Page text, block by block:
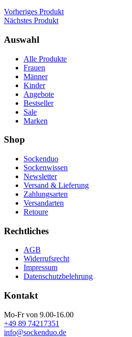
Vorheriges Produkt
Nächstes Produkt
Auswahl
Alle Produkte
Frauen
Männer
Kinder
Angebote
Bestseller
Sale
Marken
Shop
Sockenduo
Sockenwissen
Newsletter
Versand & Lieferung
Zahlungsarten
Versandarten
Retoure
Rechtliches
AGB
Widerrufsrecht
Impressum
Datenschutzbelehrung
Kontakt
Mo-Fr von 9.00-16.00
+49 89 74217351
info@sockenduo.de